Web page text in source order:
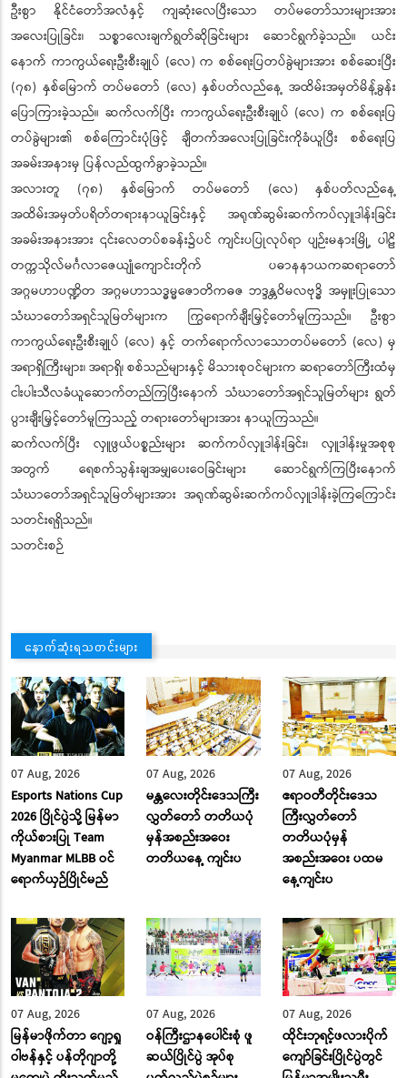
ဦးစွာ နိုင်ငံတော်အလံနှင့် ကျဆုံးလေပြီးသော တပ်မတော်သားများအား
အလေးပြုခြင်း၊ သစ္စာလေးချက်ရွတ်ဆိုခြင်းများ ဆောင်ရွက်ခဲ့သည်။ ယင်း
နောက် ကာကွယ်ရေးဦးစီးချုပ် (လေ) က စစ်ရေးပြတပ်ခွဲများအား စစ်ဆေးပြီး
(၇၈) နှစ်မြောက် တပ်မတော် (လေ) နှစ်ပတ်လည်နေ့ အထိမ်းအမှတ်မိန့်ခွန်း
ပြောကြားခဲ့သည်။ ဆက်လက်ပြီး ကာကွယ်ရေးဦးစီးချုပ် (လေ) က စစ်ရေးပြ
တပ်ခွဲများ၏ စစ်ကြောင်းပုံဖြင့် ချီတက်အလေးပြုခြင်းကိုခံယူပြီး စစ်ရေးပြ
အခမ်းအနားမှ ပြန်လည်ထွက်ခွာခဲ့သည်။
အလားတူ (၇၈) နှစ်မြောက် တပ်မတော် (လေ) နှစ်ပတ်လည်နေ့
အထိမ်းအမှတ်ပရိတ်တရားနာယူခြင်းနှင့် အရုဏ်ဆွမ်းဆက်ကပ်လှူဒါန်းခြင်း
အခမ်းအနားအား ၎င်းလေတပ်စခန်း၌ပင် ကျင်းပပြုလုပ်ရာ ပျဉ်းမနားမြို့ ပါဠိ
တက္ကသိုလ်မင်္ဂလာဇေယျုံကျောင်းတိုက် ပဓာနနာယကဆရာတော်
အဂ္ဂမဟာပဏ္ဍိတ အဂ္ဂမဟာသဒ္ဓမ္မဇောတိကဓဇ ဘဒ္ဒန္တဝိမလဗုဒ္ဓိ အမှူးပြုသော
သံဃာတော်အရှင်သူမြတ်များက ကြွရောက်ချီးမြှင့်တော်မူကြသည်။ ဦးစွာ
ကာကွယ်ရေးဦးစီးချုပ် (လေ) နှင့် တက်ရောက်လာသောတပ်မတော် (လေ) မှ
အရာရှိကြီးများ၊ အရာရှိ၊ စစ်သည်များနှင့် မိသားစုဝင်များက ဆရာတော်ကြီးထံမှ
ငါးပါးသီလခံယူဆောက်တည်ကြပြီးနောက် သံဃာတော်အရှင်သူမြတ်များ ရွတ်
ပွားချီးမြှင့်တော်မူကြသည့် တရားတော်များအား နာယူကြသည်။
ဆက်လက်ပြီး လှူဖွယ်ပစ္စည်းများ ဆက်ကပ်လှူဒါန်းခြင်း၊ လှူဒါန်းမှုအစုစု
အတွက် ရေစက်သွန်းချအမျှပေးဝေခြင်းများ ဆောင်ရွက်ကြပြီးနောက်
သံဃာတော်အရှင်သူမြတ်များအား အရုဏ်ဆွမ်းဆက်ကပ်လှူဒါန်းခဲ့ကြကြောင်း
သတင်းရရှိသည်။
သတင်းစဉ်
နောက်ဆုံးရသတင်းများ
07 Aug, 2026
Esports Nations Cup
2026 ပြိုင်ပွဲသို့ မြန်မာ
ကိုယ်စားပြု Team
Myanmar MLBB ဝင်
ရောက်ယှဉ်ပြိုင်မည်
07 Aug, 2026
မန္တလေးတိုင်းဒေသကြီး
လွှတ်တော် တတိယပုံ
မှန်အစည်းအဝေး
တတိယနေ့ ကျင်းပ
07 Aug, 2026
ဧရာဝတီတိုင်းဒေသ
ကြီးလွှတ်တော်
တတိယပုံမှန်
အစည်းအဝေး ပထမ
နေ့ကျင်းပ
07 Aug, 2026
မြန်မာဖိုက်တာ ဂျော့ရှု
ဝါဗန်နှင့် ပန်တိုဂျာတို့
07 Aug, 2026
ဝန်ကြီးဌာနပေါင်းစုံ ဖူ
ဆယ်ပြိုင်ပွဲ အုပ်စု
07 Aug, 2026
ထိုင်းဘုရင့်ဖလားပိုက်
ကျော်ခြင်းပြိုင်ပွဲတွင်